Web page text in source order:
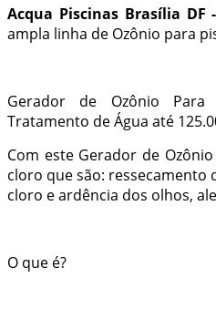
Acqua Piscinas Brasília DF -
ampla linha de Ozônio para
Gerador de Ozônio Para
Tratamento de Água até
Com este Gerador de
cloro que são: ressecamento
cloro e ardência dos olhos,
O que é?